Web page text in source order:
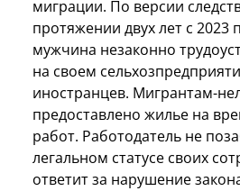
миграции. По версии
протяжении двух лет с 2023
мужчина незаконно
на своем
иностранцев. Мигрантам-
предоставлено жилье на
работ. Работодатель не
легальном статусе своих
ответит за нарушение